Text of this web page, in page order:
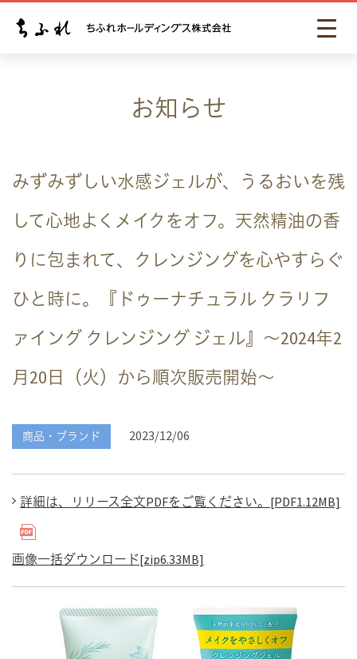
お知らせ
みずみずしい水感ジェルが、うるおいを残
して心地よくメイクをオフ。天然精油の香
りに包まれて、クレンジングを心やすらぐ
ひと時に。『ドゥーナチュラル クラリフ
ァイング クレンジング ジェル』～2024年2
月20日（火）から順次販売開始～
商品・ブランド 2023/12/06
詳細は、リリース全文PDFをご覧ください。[PDF1.12MB]
画像一括ダウンロード[zip6.33MB]